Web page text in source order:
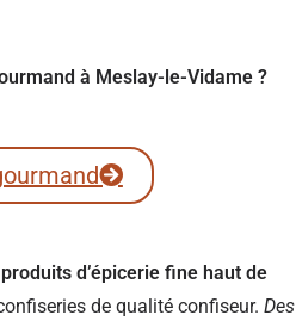
à Meslay-le-Vidame ?
produits d’épicerie fine haut de
de qualité confiseur. Des